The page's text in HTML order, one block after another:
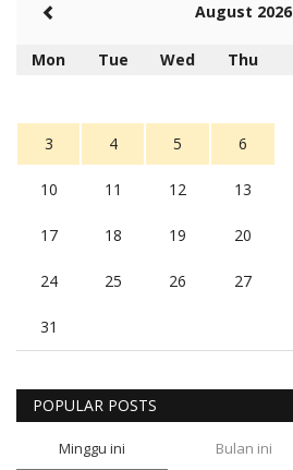
August 2026
Mon Tue Wed Thu
3 4 5 6
10 11 12 13
17 18 19 20
24 25 26 27
31
POPULAR POSTS
Minggu ini Bulan ini